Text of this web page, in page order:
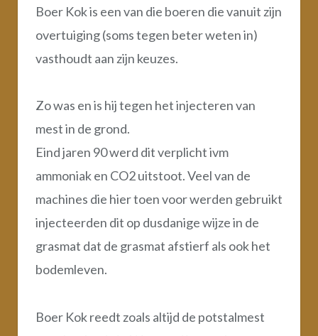
Boer Kok is een van die boeren die vanuit zijn
overtuiging (soms tegen beter weten in)
vasthoudt aan zijn keuzes.
Zo was en is hij tegen het injecteren van
mest in de grond.
Eind jaren 90 werd dit verplicht ivm
ammoniak en CO2 uitstoot. Veel van de
machines die hier toen voor werden gebruikt
injecteerden dit op dusdanige wijze in de
grasmat dat de grasmat afstierf als ook het
bodemleven.
Boer Kok reedt zoals altijd de potstalmest